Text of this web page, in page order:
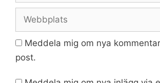
Meddela mig om nya
post.